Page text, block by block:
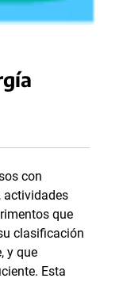
con
actividades
que
clasificación
y que
Esta